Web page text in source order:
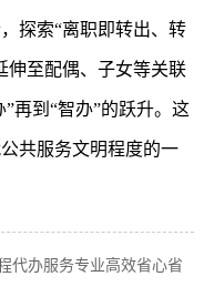
探索“离职即转出、转
伸至配偶、子女等关联
再到“智办”的跃升。这
共服务文明程度的一
代办服务专业高效省心省